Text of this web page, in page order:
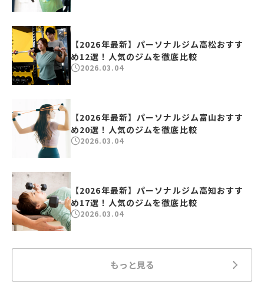
【2026年最新】パーソナルジム高松おすす
め12選！人気のジムを徹底比較
2026.03.04
【2026年最新】パーソナルジム富山おすす
め20選！人気のジムを徹底比較
2026.03.04
【2026年最新】パーソナルジム高知おすす
め17選！人気のジムを徹底比較
2026.03.04
もっと見る